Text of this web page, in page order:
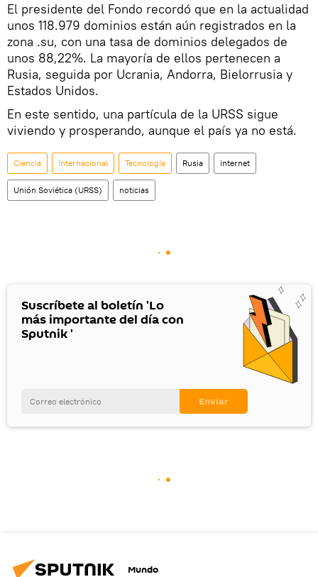
El presidente del Fondo recordó que en la actualidad
unos 118.979 dominios están aún registrados en la
zona .su, con una tasa de dominios delegados de
unos 88,22%. La mayoría de ellos pertenecen a
Rusia, seguida por Ucrania, Andorra, Bielorrusia y
Estados Unidos.
En este sentido, una partícula de la URSS sigue
viviendo y prosperando, aunque el país ya no está.
Ciencia Internacional Tecnología Rusia internet
Unión Soviética (URSS) noticias
Suscríbete al boletín 'Lo
más importante del día con
Sputnik '
Mundo